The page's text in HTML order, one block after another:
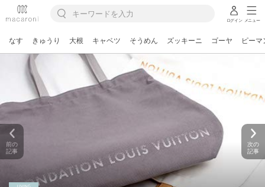
ログイン メニュー
なす きゅうり 大根 キャベツ そうめん ズッキーニ ゴーヤ ピーマ
前の
記事
次の
記事